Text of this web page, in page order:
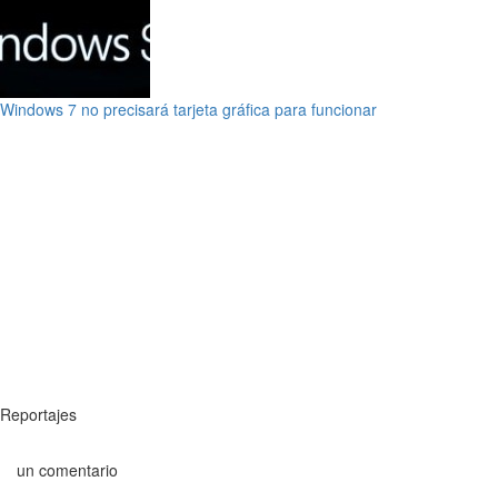
Windows 7 no precisará tarjeta gráfica para funcionar
Reportajes
un comentario